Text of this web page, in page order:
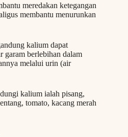
meredakan ketegangan
membantu menurunkan
kalium dapat
garam berlebihan dalam
melalui urin (air
kalium ialah pisang,
tomato, kacang merah